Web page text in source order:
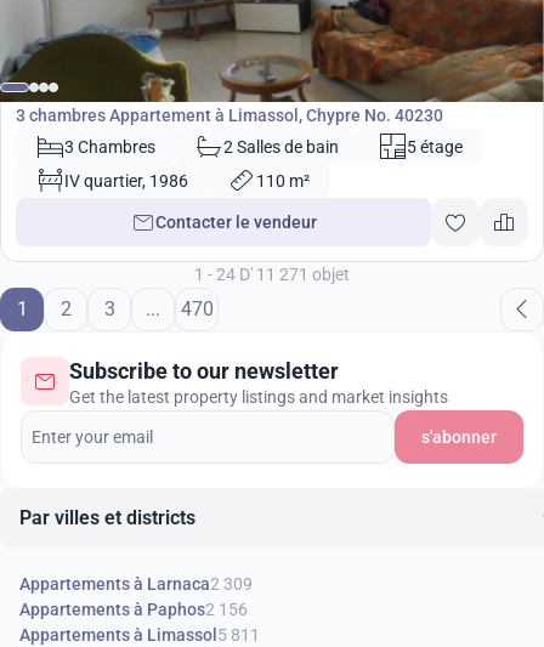
€330 000
Appartement
3 chambres Appartement à Limassol, Chypre No. 40230
3 Chambres
2 Salles de bain
5 étage
IV quartier, 1986
110 m²
Contacter le vendeur
1 - 24 D' 11 271 objet
1 2 3 ... 470
Subscribe to our newsletter
Get the latest property listings and market insights
s'abonner
Par villes et districts
Appartements à Larnaca2 309
Appartements à Paphos2 156
Appartements à Limassol 5 811